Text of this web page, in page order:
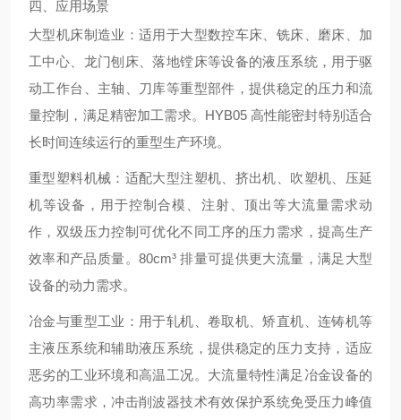
四、应用场景
大型机床制造业 ：适用于大型数控车床、铣床、磨床、加
工中心、龙门刨床、落地镗床等设备的液压系统，用于驱
动工作台、主轴、刀库等重型部件，提供稳定的压力和流
量控制，满足精密加工需求。HYB05 高性能密封特别适合
长时间连续运行的重型生产环境。
重型塑料机械 ：适配大型注塑机、挤出机、吹塑机、压延
机等设备，用于控制合模、注射、顶出等大流量需求动
作，双级压力控制可优化不同工序的压力需求，提高生产
效率和产品质量。80cm³ 排量可提供更大流量，满足大型
设备的动力需求。
冶金与重型工业 ：用于轧机、卷取机、矫直机、连铸机等
主液压系统和辅助液压系统，提供稳定的压力支持，适应
恶劣的工业环境和高温工况。大流量特性满足冶金设备的
高功率需求，冲击削波器技术有效保护系统免受压力峰值